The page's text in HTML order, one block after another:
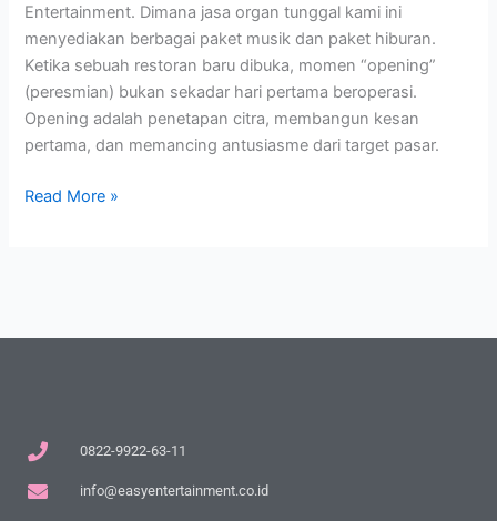
Entertainment. Dimana jasa organ tunggal kami ini
menyediakan berbagai paket musik dan paket hiburan.
Ketika sebuah restoran baru dibuka, momen “opening”
(peresmian) bukan sekadar hari pertama beroperasi.
Opening adalah penetapan citra, membangun kesan
pertama, dan memancing antusiasme dari target pasar.
Read More »
0822-9922-63-11
info@easyentertainment.co.id